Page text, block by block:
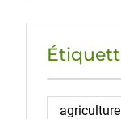
agriculture